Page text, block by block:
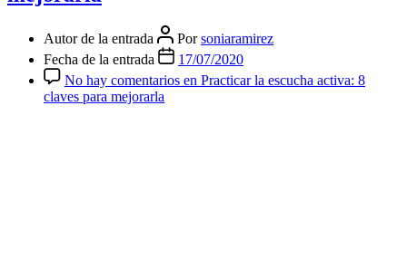
Autor de la entrada Porsoniaramirez
Fecha de la entrada
17/07/2020
No hay comentarios en Practicar la escucha activa: 8
claves para mejorarla